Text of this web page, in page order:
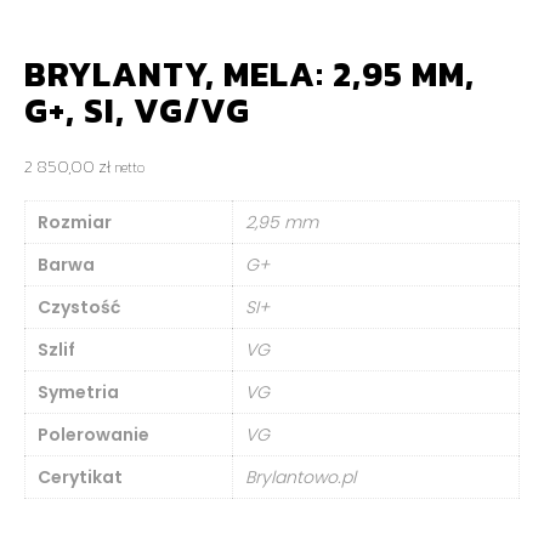
BRYLANTY, MELA: 2,95 MM,
G+, SI, VG/VG
2 850,00 zł netto
Rozmiar
2,95 mm
Barwa
G+
Czystość
SI+
Szlif
VG
Symetria
VG
Polerowanie
VG
Cerytikat
Brylantowo.pl